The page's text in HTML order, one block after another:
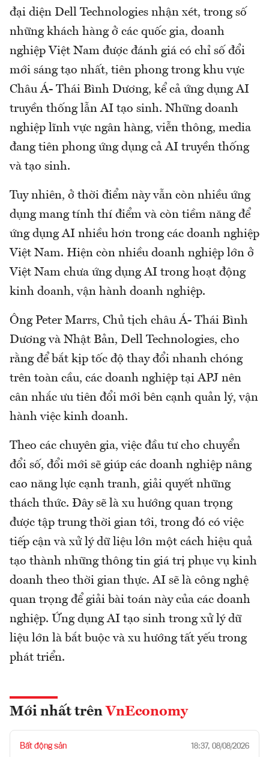
đại diện Dell Technologies nhận xét, trong số
những khách hàng ở các quốc gia, doanh
nghiệp Việt Nam được đánh giá có chỉ số đổi
mới sáng tạo nhất, tiên phong trong khu vực
Châu Á- Thái Bình Dương, kể cả ứng dụng AI
truyền thống lẫn AI tạo sinh. Những doanh
nghiệp lĩnh vực ngân hàng, viễn thông, media
đang tiên phong ứng dụng cả AI truyền thống
và tạo sinh.
Tuy nhiên, ở thời điểm này vẫn còn nhiều ứng
dụng mang tính thí điểm và còn tiềm năng để
ứng dụng AI nhiều hơn trong các doanh nghiệp
Việt Nam. Hiện còn nhiều doanh nghiệp lớn ở
Việt Nam chưa ứng dụng AI trong hoạt động
kinh doanh, vận hành doanh nghiệp.
Ông Peter Marrs, Chủ tịch châu Á- Thái Bình
Dương và Nhật Bản, Dell Technologies, cho
rằng để bắt kịp tốc độ thay đổi nhanh chóng
trên toàn cầu, các doanh nghiệp tại APJ nên
cân nhắc ưu tiên đổi mới bên cạnh quản lý, vận
hành việc kinh doanh.
Theo các chuyên gia, việc đầu tư cho chuyển
đổi số, đổi mới sẽ giúp các doanh nghiệp nâng
cao năng lực cạnh tranh, giải quyết những
thách thức. Đây sẽ là xu hướng quan trọng
được tập trung thời gian tới, trong đó có việc
tiếp cận và xử lý dữ liệu lớn một cách hiệu quả
tạo thành những thông tin giá trị phục vụ kinh
doanh theo thời gian thực. AI sẽ là công nghệ
quan trọng để giải bài toán này của các doanh
nghiệp. Ứng dụng AI tạo sinh trong xử lý dữ
liệu lớn là bắt buộc và xu hướng tất yếu trong
phát triển.
Mới nhất trên VnEconomy
Bất động sản 18:37, 08/08/2026